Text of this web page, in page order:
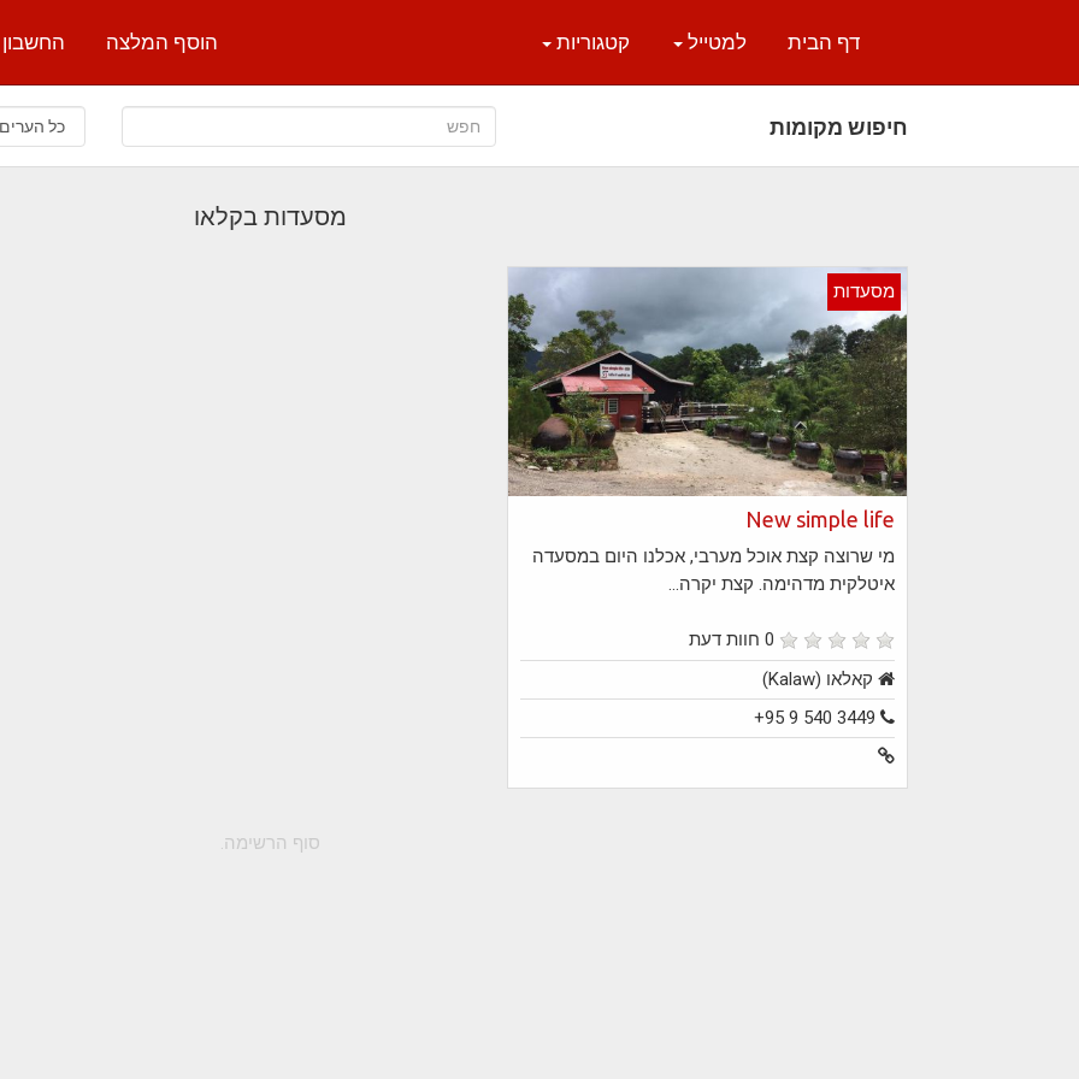
דף הבית למטייל קטגוריות הוסף המלצה
חיפוש מקומות
מסעדות בקלאו
מסעדות
New simple life
מי שרוצה קצת אוכל מערבי, אכלנו היום במסעדה
איטלקית מדהימה. קצת יקרה...
קאלאו (Kalaw)
+95 9 540 3449